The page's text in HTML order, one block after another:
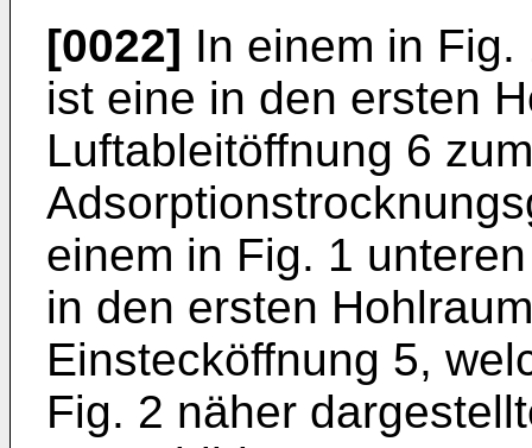
[0022] In einem in
ist eine in den ersten
Luftableitöffnung 6
einem in Fig. 1
in den ersten
Einstecköffnung 5,
Fig. 2 näher